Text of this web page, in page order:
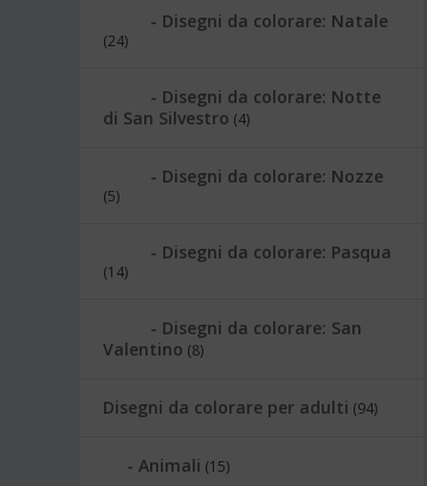
Disegni da colorare: Natale
(24)
Disegni da colorare: Notte
di San Silvestro (4)
Disegni da colorare: Nozze
(5)
Disegni da colorare: Pasqua
(14)
Disegni da colorare: San
Valentino (8)
Disegni da colorare per adulti (94)
Animali (15)